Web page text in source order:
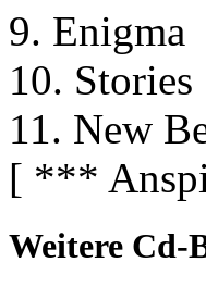
9. Enigma
10. Stories
11. New
[ ***
Weitere Cd-